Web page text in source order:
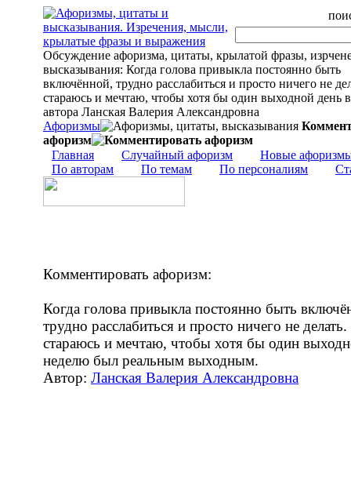
Обсуждение афоризма, цитаты, крылатой фразы,
высказывания: Когда голова привыкла постоянно быть
включённой, трудно расслабиться и просто ничего не
стараюсь и мечтаю, чтобы хотя бы один выходной день
автора Ланская Валерия Александровна
Афоризмы
афоризм
Главная
Случайный афоризм
Новые
По авторам
По темам По персоналиям
Комментировать афоризм:
Когда голова привыкла постоянно быть
трудно расслабиться и просто ничего не
стараюсь и мечтаю, чтобы хотя бы один
неделю был реальным выходным.
Автор: Ланская Валерия Александровна